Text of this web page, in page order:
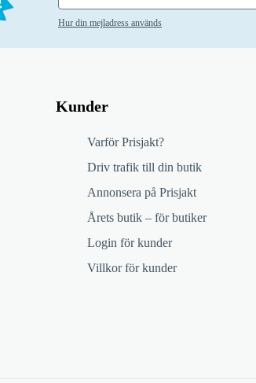
Hur din mejladress används
Kunder
Varför Prisjakt?
Driv trafik till din butik
Annonsera på Prisjakt
Årets butik – för butiker
Login för kunder
Villkor för kunder